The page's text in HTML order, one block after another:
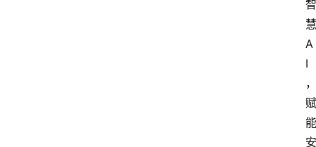
智
慧
A
I
，
赋
能
安